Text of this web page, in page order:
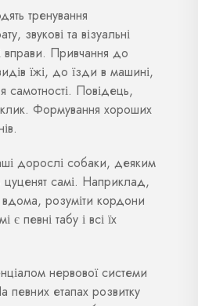
тренування
звукові та візуальні
вправи. Привчання до
їжі, до їзди в машині,
самотності. Повідець,
Формування хороших
дорослі собаки, деяким
самі. Наприклад,
розуміти кордони
певні табу і всі їх
нервової системи
певних етапах розвитку